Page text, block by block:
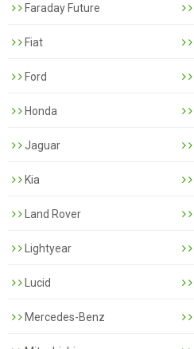
Faraday Future
Fiat
Ford
Honda
Jaguar
Kia
Land Rover
Lightyear
Lucid
Mercedes-Benz